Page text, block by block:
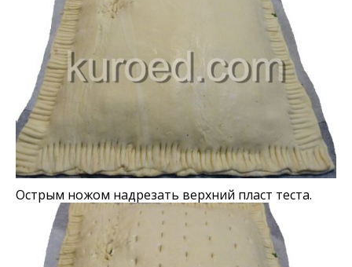
Острым ножом надрезать верхний пласт теста.